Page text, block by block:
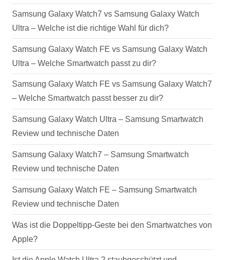
Samsung Galaxy Watch7 vs Samsung Galaxy Watch
Ultra – Welche ist die richtige Wahl für dich?
Samsung Galaxy Watch FE vs Samsung Galaxy Watch
Ultra – Welche Smartwatch passt zu dir?
Samsung Galaxy Watch FE vs Samsung Galaxy Watch7
– Welche Smartwatch passt besser zu dir?
Samsung Galaxy Watch Ultra – Samsung Smartwatch
Review und technische Daten
Samsung Galaxy Watch7 – Samsung Smartwatch
Review und technische Daten
Samsung Galaxy Watch FE – Samsung Smartwatch
Review und technische Daten
Was ist die Doppeltipp-Geste bei den Smartwatches von
Apple?